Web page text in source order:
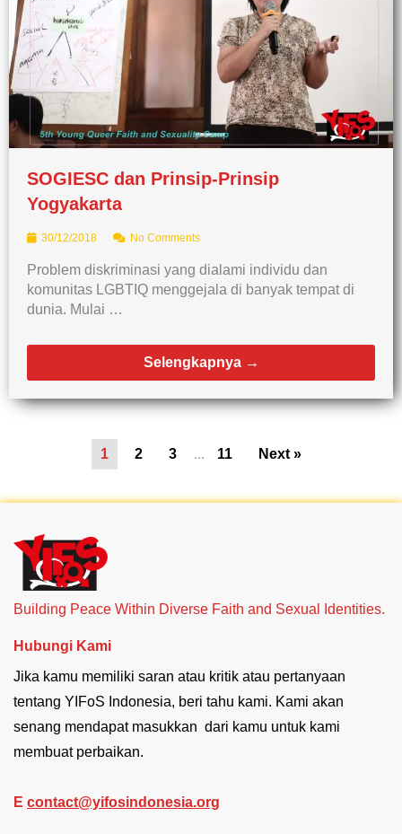
SOGIESC dan Prinsip-Prinsip
Yogyakarta
30/12/2018 No Comments
Problem diskriminasi yang dialami individu dan
komunitas LGBTIQ menggejala di banyak tempat di
dunia. Mulai …
Selengkapnya →
1 2 3 … 11 Next »
Building Peace Within Diverse Faith and Sexual Identities.
Hubungi Kami
Jika kamu memiliki saran atau kritik atau pertanyaan
tentang YIFoS Indonesia, beri tahu kami. Kami akan
senang mendapat masukkan dari kamu untuk kami
membuat perbaikan.
E contact@yifosindonesia.org